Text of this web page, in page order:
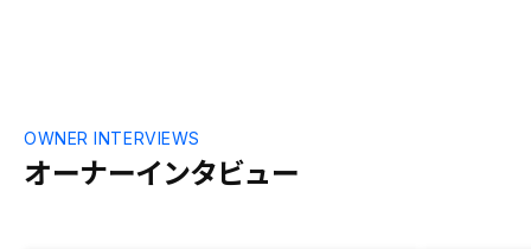
オーナーインタビュー
OWNER INTERVIEWS